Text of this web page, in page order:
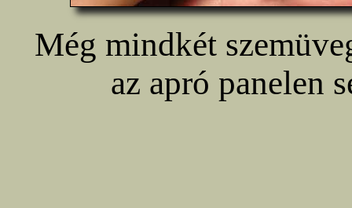
Még mindkét
az apró panelen